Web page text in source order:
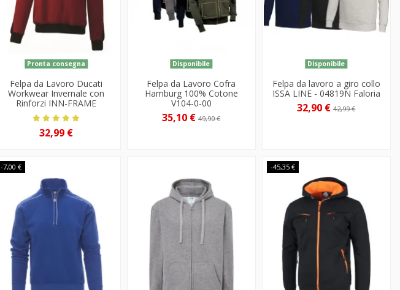
Pronta consegna
Felpa da Lavoro Ducati
Workwear Invernale con
Rinforzi INN-FRAME
32,99 €
Disponibile
Felpa da Lavoro Cofra
Hamburg 100% Cotone
V104-0-00
35,10 €49,90 €
Disponibile
Felpa da lavoro a giro collo
ISSA LINE - 04819N Faloria
32,90 €42,99 €
-7,00 € -45,35 €